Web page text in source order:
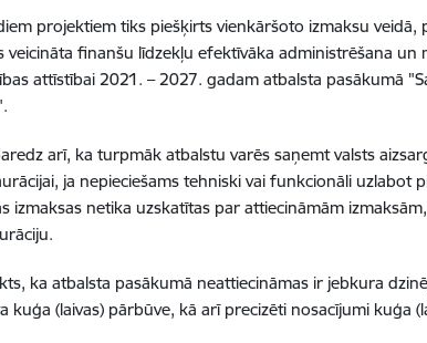
projektiem tiks piešķirts vienkāršoto izmaksu
veicināta finanšu līdzekļu efektīvāka administrēšana
attīstībai 2021. – 2027. gadam atbalsta pasākumā
arī, ka turpmāk atbalstu varēs saņemt valsts
ja nepieciešams tehniski vai funkcionāli uzlabot
izmaksas netika uzskatītas par attiecināmām
ka atbalsta pasākumā neattiecināmas ir jebkura
kuģa (laivas) pārbūve, kā arī precizēti nosacījumi kuģa